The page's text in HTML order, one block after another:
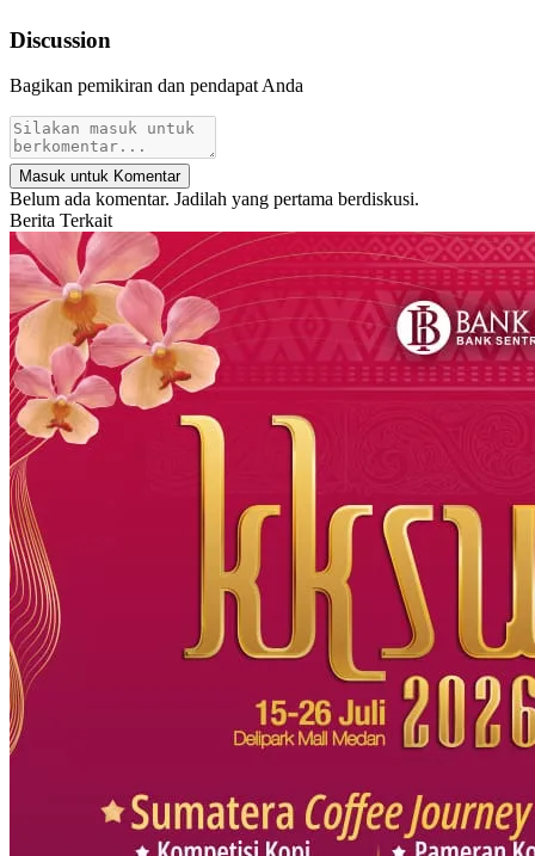
Discussion
Bagikan pemikiran dan pendapat Anda
Masuk untuk Komentar
Belum ada komentar. Jadilah yang pertama berdiskusi.
Berita Terkait